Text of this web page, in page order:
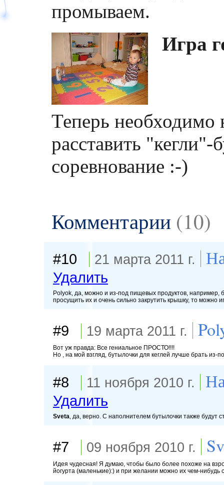
промываем.
Игра
Теперь
расставить
соревнование :-)
Комментарии (10)
#10 21 марта 2011 г.
Удалить
Polyok, да, можно и из-под пищевых продуктов, например,
просущить их и очень сильно закрутить крышку, то можно
#9 19 марта 2011 г.
Вот уж правда: Все гениальное ПРОСТО!!!!
Но , на мой взгляд, бутылочки для кеглей лучше брать из-
#8 11 ноября 2010 г.
Удалить
Sveta, да, верно. С наполнителем бутылочки также будут
#7 09 ноября 2010 г.
Идея чудесная! Я думаю, чтобы было более похоже на
йогурта (маленькие):) и при желании можно их чем-нибудь